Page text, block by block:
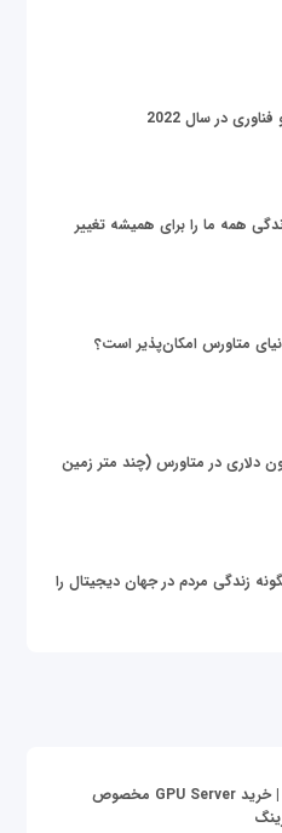
همه ما را برای همیشه تغییر
دنیای متاورس امکان‌پذیر است؟
4.3 میلیون دلاری در متاورس (چند متر زمین
زندگی مردم در جهان دیجیتال را
قیمت سرور گرافیکی | خرید GPU Server مخصوص